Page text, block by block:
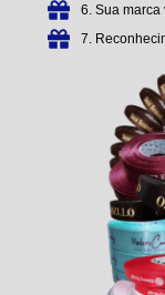
6. Sua
7.